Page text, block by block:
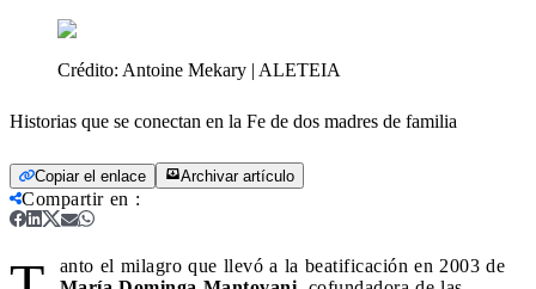
Crédito: Antoine Mekary | ALETEIA
Historias que se conectan en la Fe de dos madres de familia
Copiar el enlace Archivar artículo
Compartir en :
anto el milagro que llevó a la beatificación en 2003 de